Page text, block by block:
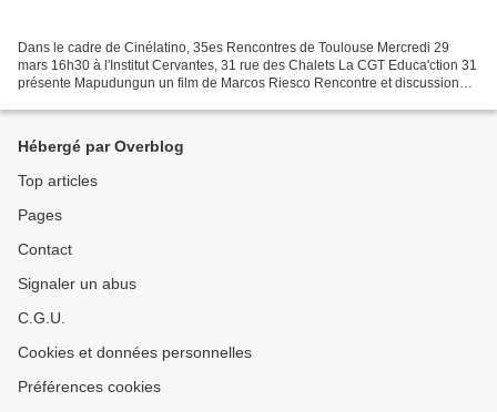
Dans le cadre de Cinélatino, 35es Rencontres de Toulouse Mercredi 29
mars 16h30 à l'Institut Cervantes, 31 rue des Chalets La CGT Educa'ction 31
présente Mapudungun un film de Marcos Riesco Rencontre et discussion
Hébergé par Overblog
Top articles
Pages
Contact
Signaler un abus
C.G.U.
Cookies et données personnelles
Préférences cookies